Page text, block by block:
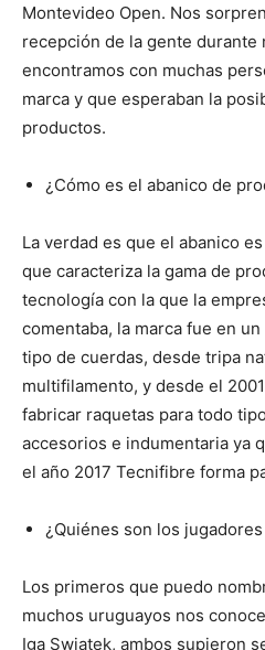
Montevideo Open. Nos
recepción de la gente
encontramos con muchas
marca y que esperaban la
productos.
¿Cómo es el abanico de
La verdad es que el abanico
que caracteriza la gama de
tecnología con la que la
comentaba, la marca fue en
tipo de cuerdas, desde tripa
multifilamento, y desde el
fabricar raquetas para todo
accesorios e indumentaria ya
el año 2017 Tecnifibre forma
¿Quiénes son los
Los primeros que puedo
muchos uruguayos nos
Iga Swiatek, ambos supieron